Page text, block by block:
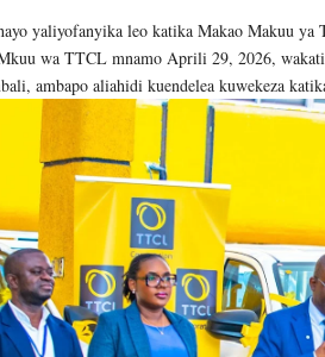
yaliyofanyika leo katika Makao Makuu
wa TTCL mnamo Aprili 29, 2026,
ambapo aliahidi kuendelea kuwekeza